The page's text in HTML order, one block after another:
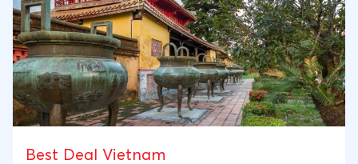
Best Deal Vietnam